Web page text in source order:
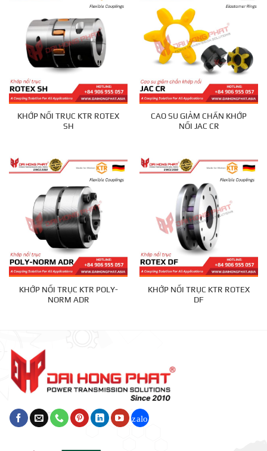
KHỚP NỐI TRỤC KTR ROTEX
SH
CAO SU GIẢM CHẤN KHỚP
NỐI JAC CR
KHỚP NỐI TRỤC KTR POLY-
NORM ADR
KHỚP NỐI TRỤC KTR ROTEX
DF